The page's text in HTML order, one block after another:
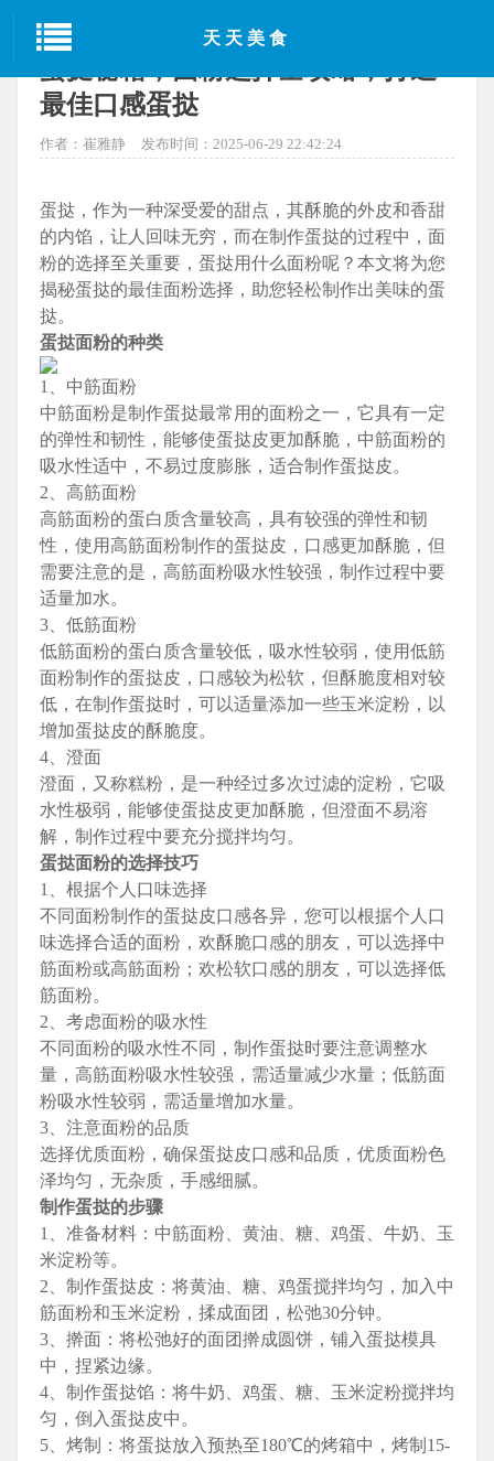
天天美食
当前位置：
最佳口感蛋挞
作者：崔雅静 发布时间：2025-06-29 22:42:24
蛋挞，作为一种深受爱的甜点，其酥脆的外皮和香甜
的内馅，让人回味无穷，而在制作蛋挞的过程中，面
粉的选择至关重要，蛋挞用什么面粉呢？本文将为您
揭秘蛋挞的最佳面粉选择，助您轻松制作出美味的蛋
挞。
蛋挞面粉的种类
1、中筋面粉
中筋面粉是制作蛋挞最常用的面粉之一，它具有一定
的弹性和韧性，能够使蛋挞皮更加酥脆，中筋面粉的
吸水性适中，不易过度膨胀，适合制作蛋挞皮。
2、高筋面粉
高筋面粉的蛋白质含量较高，具有较强的弹性和韧
性，使用高筋面粉制作的蛋挞皮，口感更加酥脆，但
需要注意的是，高筋面粉吸水性较强，制作过程中要
适量加水。
3、低筋面粉
低筋面粉的蛋白质含量较低，吸水性较弱，使用低筋
面粉制作的蛋挞皮，口感较为松软，但酥脆度相对较
低，在制作蛋挞时，可以适量添加一些玉米淀粉，以
增加蛋挞皮的酥脆度。
4、澄面
澄面，又称糕粉，是一种经过多次过滤的淀粉，它吸
水性极弱，能够使蛋挞皮更加酥脆，但澄面不易溶
解，制作过程中要充分搅拌均匀。
蛋挞面粉的选择技巧
1、根据个人口味选择
不同面粉制作的蛋挞皮口感各异，您可以根据个人口
味选择合适的面粉，欢酥脆口感的朋友，可以选择中
筋面粉或高筋面粉；欢松软口感的朋友，可以选择低
筋面粉。
2、考虑面粉的吸水性
不同面粉的吸水性不同，制作蛋挞时要注意调整水
量，高筋面粉吸水性较强，需适量减少水量；低筋面
粉吸水性较弱，需适量增加水量。
3、注意面粉的品质
选择优质面粉，确保蛋挞皮口感和品质，优质面粉色
泽均匀，无杂质，手感细腻。
制作蛋挞的步骤
1、准备材料：中筋面粉、黄油、糖、鸡蛋、牛奶、玉
米淀粉等。
2、制作蛋挞皮：将黄油、糖、鸡蛋搅拌均匀，加入中
筋面粉和玉米淀粉，揉成面团，松弛30分钟。
3、擀面：将松弛好的面团擀成圆饼，铺入蛋挞模具
中，捏紧边缘。
4、制作蛋挞馅：将牛奶、鸡蛋、糖、玉米淀粉搅拌均
匀，倒入蛋挞皮中。
5、烤制：将蛋挞放入预热至180℃的烤箱中，烤制15-